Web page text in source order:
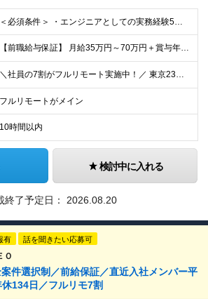
＜必須条件＞ ・エンジニアとしての実務経験5年以上 ＜尚可条件＞ ・PM、PL経験 ・後輩指導やチームリーダーなど、何らかのリード経験 ※リーダー未経験の方のご応募も大歓迎です！ポテンシャル採用を
【前職給与保証】 月給35万円～70万円＋賞与年2回＋各種手当 ※前職の給与・スキル・経験を考慮の上、決定いたします。 ※月給には固定残業代（月30時間分／5万円～10万円）を含みます。超過分は別途
＼社員の7割がフルリモート実施中！／ 東京23区内など1都3県を中心としたプロジェクト先での勤務となります。 ※勤務地は希望を考慮します ≪本社≫ 東京都渋谷区恵比寿南1丁目3番7号 隅越ビル5階
フルリモートがメイン
10時間以内
検討中に入れる
終了予定日： 2026.08.20
有 話を聞きたい応募可
Ｏ
件選択制／前給保証／直近入社メンバー平
134日／フルリモ7割